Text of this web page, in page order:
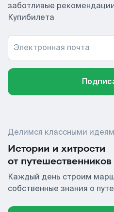
заботливые
Купибилета
Электронная почта
Делимся классными
Истории и хитрости
от путешественников
Каждый день строим
собственные знания о